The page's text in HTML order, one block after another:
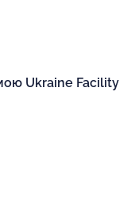
Ukraine Facility